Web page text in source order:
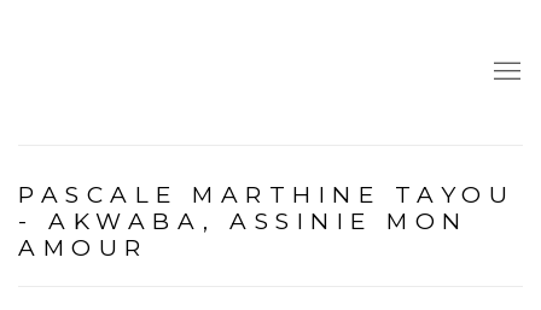
PASCALE MARTHINE TAYOU
- AKWABA, ASSINIE MON
AMOUR